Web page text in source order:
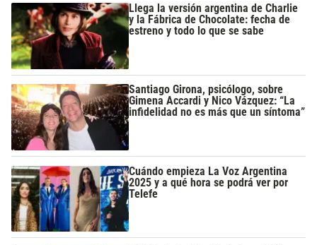
Llega la versión argentina de Charlie
y la Fábrica de Chocolate: fecha de
estreno y todo lo que se sabe
Santiago Girona, psicólogo, sobre
Gimena Accardi y Nico Vázquez: “La
infidelidad no es más que un síntoma”
Cuándo empieza La Voz Argentina
2025 y a qué hora se podrá ver por
Telefe